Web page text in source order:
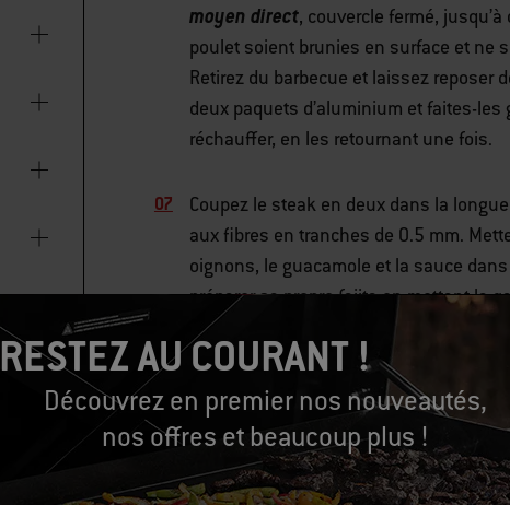
moyen direct, couvercle fermé,
poulet soient brunies en surface et ne
Retirez du barbecue et laissez reposer
deux paquets d’aluminium et faites-
réchauffer, en les retournant une fois.
Coupez le steak en deux dans la
aux fibres en tranches de 0.5 mm.
oignons, le guacamole et la sauce
préparer sa propre fajita en mettant la
sauce piquante. Servir chaud.
RELATED GRILL SKILLS
RESTEZ AU COURANT !
Découvrez en premier nos nouveautés,
nos offres et beaucoup plus !